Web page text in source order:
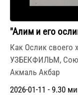
"Алим и его
Как Ослик своего
УЗБЕКФИЛЬМ,
Акмаль Акбар
2026-01-11 - 9.30